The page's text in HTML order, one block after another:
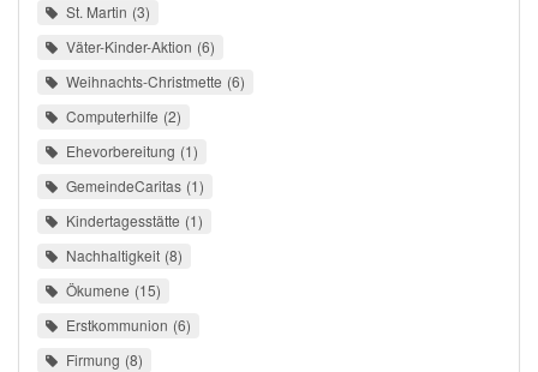
St. Martin 3
Väter-Kinder-Aktion 6
Weihnachts-Christmette 6
Computerhilfe 2
Ehevorbereitung 1
GemeindeCaritas 1
Kindertagesstätte 1
Nachhaltigkeit 8
Ökumene 15
Erstkommunion 6
Firmung 8